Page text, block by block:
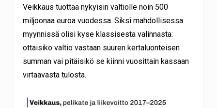
Veikkaus tuottaa nykyisin valtiolle noin 500
miljoonaa euroa vuodessa. Siksi mahdollisessa
myynnissä olisi kyse klassisesta valinnasta:
ottaisiko valtio vastaan suuren kertaluonteisen
summan vai pitäisikö se kiinni vuosittain kassaan
virtaavasta tulosta.